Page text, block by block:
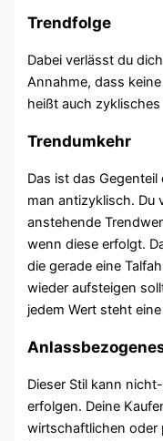
Trendfolge
Dabei verlässt du
Annahme, dass
heißt auch zyklisches
Trendumkehr
Das ist das
man antizyklisch. Du
anstehende
wenn diese erfolgt.
die gerade eine
wieder aufsteigen
jedem Wert steht
Dieser Stil kann
erfolgen. Deine
wirtschaftlichen oder